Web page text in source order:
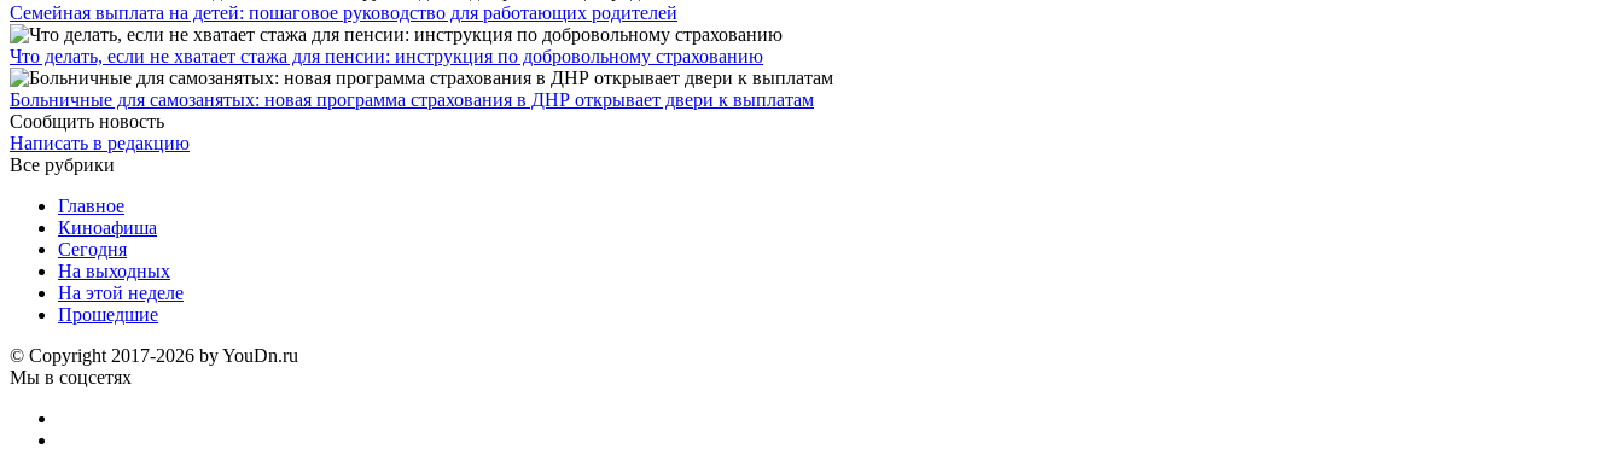
Семейная выплата на детей: пошаговое руководство для работающих родителей
Что делать, если не хватает стажа для пенсии: инструкция по добровольному страхованию
Больничные для самозанятых: новая программа страхования в ДНР открывает двери к выплатам
Сообщить новость
Написать в редакцию
Все рубрики
Главное
Киноафиша
Сегодня
На выходных
На этой неделе
Прошедшие
© Copyright 2017-2026 by YouDn.ru
Мы в соцсетях